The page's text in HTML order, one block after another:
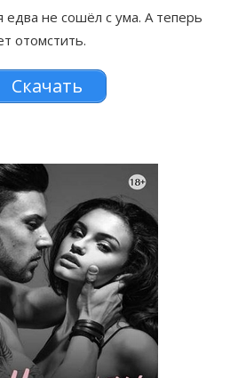
не сошёл с ума. А теперь
отомстить.
Скачать